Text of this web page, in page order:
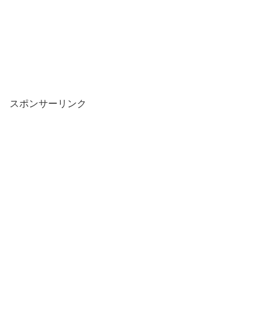
スポンサーリンク